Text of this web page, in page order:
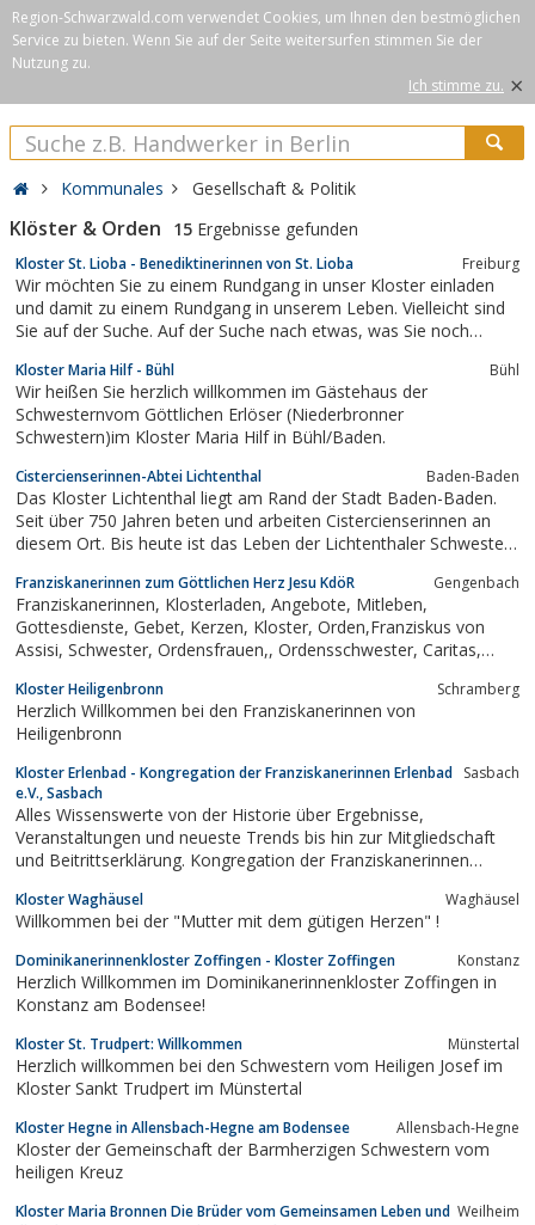
Region-Schwarzwald.com verwendet Cookies, um Ihnen den bestmöglichen
Service zu bieten. Wenn Sie auf der Seite weitersurfen stimmen Sie der
Nutzung zu.
Ich stimme zu. ×
Kommunales Gesellschaft & Politik
Klöster & Orden 15 Ergebnisse gefunden
Kloster St. Lioba - Benediktinerinnen von St. Lioba Freiburg
Wir möchten Sie zu einem Rundgang in unser Kloster einladen
und damit zu einem Rundgang in unserem Leben. Vielleicht sind
Sie auf der Suche. Auf der Suche nach etwas, was Sie noch
nach "mehr Sinn", nach Gott oder einfach auf der Suche nach
Antworten. Oder Sie...
Kloster Maria Hilf - Bühl Bühl
Wir heißen Sie herzlich willkommen im Gästehaus der
Schwesternvom Göttlichen Erlöser (Niederbronner
Schwestern)im Kloster Maria Hilf in Bühl/Baden.
Cistercienserinnen-Abtei Lichtenthal Baden-Baden
Das Kloster Lichtenthal liegt am Rand der Stadt Baden-Baden.
Seit über 750 Jahren beten und arbeiten Cistercienserinnen an
diesem Ort. Bis heute ist das Leben der Lichtenthaler Schwestern
Franziskanerinnen zum Göttlichen Herz Jesu KdöR Gengenbach
Franziskanerinnen, Klosterladen, Angebote, Mitleben,
Gottesdienste, Gebet, Kerzen, Kloster, Orden,Franziskus von
Assisi, Schwester, Ordensfrauen,, Ordensschwester, Caritas,
Kloster Heiligenbronn Schramberg
Herzlich Willkommen bei den Franziskanerinnen von
Heiligenbronn
Kloster Erlenbad - Kongregation der Franziskanerinnen Erlenbad
e.V., Sasbach
Sasbach
Alles Wissenswerte von der Historie über Ergebnisse,
Veranstaltungen und neueste Trends bis hin zur Mitgliedschaft
und Beitrittserklärung. Kongregation der Franziskanerinnen
Kloster Waghäusel Waghäusel
Willkommen bei der "Mutter mit dem gütigen Herzen" !
Dominikanerinnenkloster Zoffingen - Kloster Zoffingen Konstanz
Herzlich Willkommen im Dominikanerinnenkloster Zoffingen in
Konstanz am Bodensee!
Kloster St. Trudpert: Willkommen Münstertal
Herzlich willkommen bei den Schwestern vom Heiligen Josef im
Kloster Sankt Trudpert im Münstertal
Kloster Hegne in Allensbach-Hegne am Bodensee Allensbach-Hegne
Kloster der Gemeinschaft der Barmherzigen Schwestern vom
heiligen Kreuz
Kloster Maria Bronnen Die Brüder vom Gemeinsamen Leben und Weilheim